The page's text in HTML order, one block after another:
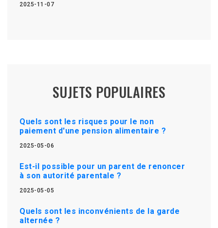
2025-11-07
SUJETS POPULAIRES
Quels sont les risques pour le non
paiement d'une pension alimentaire ?
2025-05-06
Est-il possible pour un parent de renoncer
à son autorité parentale ?
2025-05-05
Quels sont les inconvénients de la garde
alternée ?